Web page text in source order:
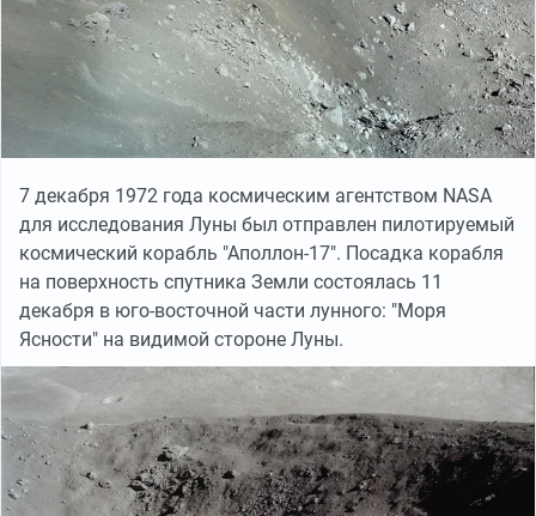
7 декабря 1972 года космическим агентством NASA
для исследования Луны был отправлен пилотируемый
космический корабль "Аполлон-17". Посадка корабля
на поверхность спутника Земли состоялась 11
декабря в юго-восточной части лунного: "Моря
Ясности" на видимой стороне Луны.